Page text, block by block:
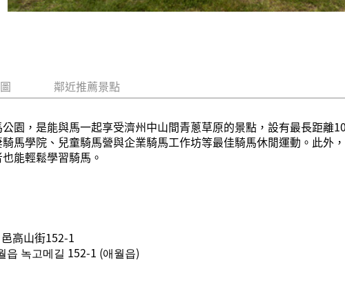
鄰近推薦景點
園，是能與馬一起享受濟州中山間青蔥草原的景點，設有最長距離
馬學院、兒童騎馬營與企業騎馬工作坊等最佳騎馬休閒運動。此外
能輕鬆學習騎馬。
高山街152-1
읍 녹고메길 152-1 (애월읍)